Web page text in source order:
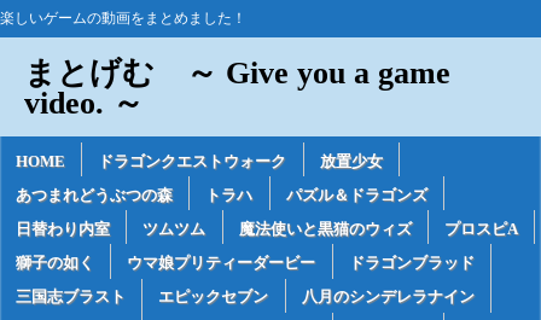
楽しいゲームの動画をまとめました！
まとげむ ～ Give you a game
video. ～
HOME ドラゴンクエストウォーク
放置少女
あつまれどうぶつの森
トラハ
パズル＆ドラゴンズ
日替わり内室
ツムツム 魔法使いと黒猫のウィズ
プロスピA
獅子の如く
ウマ娘プリティーダービー
ドラゴンブラッド
三国志ブラスト
エピックセブン
八月のシンデレラナイン